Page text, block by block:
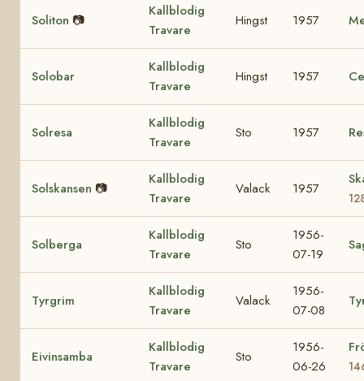
Soliton 📷
Kallblodig
Travare
Hingst 1957
Solobar
Kallblodig
Travare
Hingst 1957
Solresa
Kallblodig
Travare
Sto 1957
Solskansen 📷
Kallblodig
Travare
Valack 1957
Solberga
Kallblodig
Travare
Sto
1956-
07-19
Tyrgrim
Kallblodig
Travare
Valack
1956-
07-08
Eivinsamba
Kallblodig
Travare
Sto
1956-
06-26